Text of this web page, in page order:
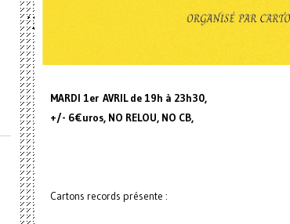
MARDI 1er AVRIL de 19h à 23h30,
+/- 6€uros, NO RELOU, NO CB,
Cartons records présente :